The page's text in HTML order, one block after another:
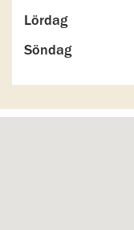
Lördag
Söndag